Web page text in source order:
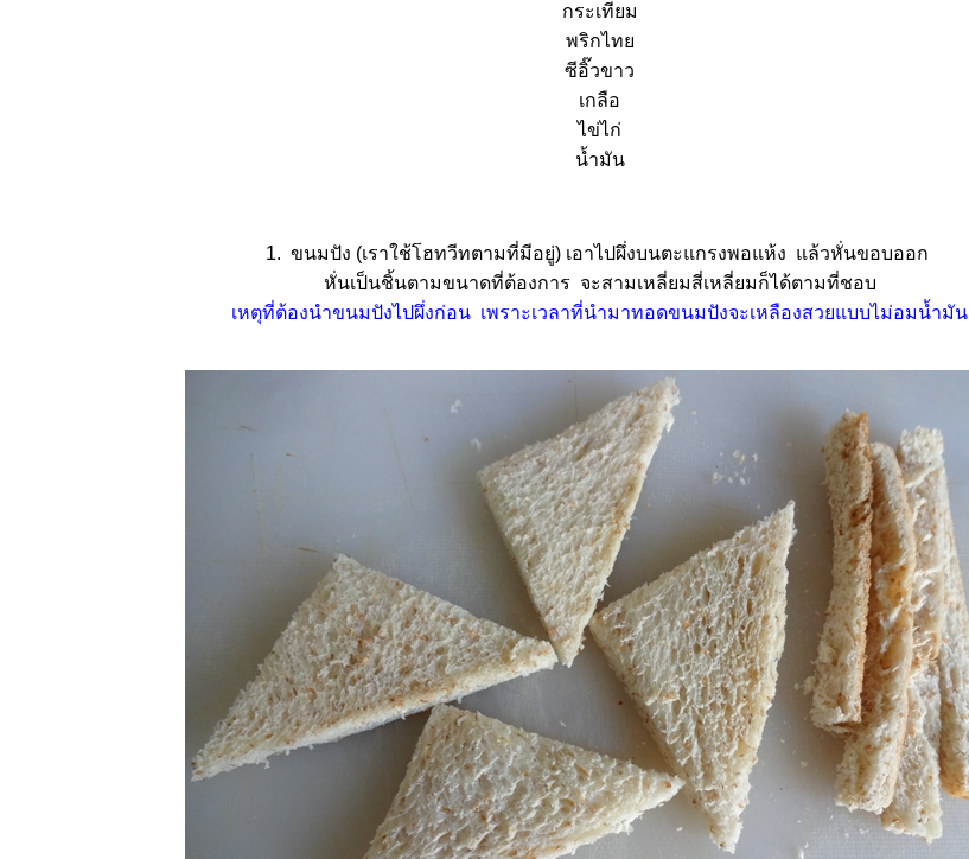
กระเทียม
พริกไท
ซีอิ๊วขาว
เกลือ
ไข่ไก่
น้ำมัน
1. ขนมปัง (เราใช้โฮทวีทตามที่มีอยู่) เอาไปผึ่งบนตะแกรงพอแห้ง แล้วหั่นขอบออก
หั่นเป็นชิ้นตามขนาดที่ต้องการ จะสามเหลี่ยมสี่เหลี่ยมก็ได้ตามที่ชอบ
เหตุที่ต้องนำขนมปังไปผึ่งก่อน เพราะเวลาที่นำมาทอดขนมปังจะเหลืองสวยแบบไม่อมน้ำมัน